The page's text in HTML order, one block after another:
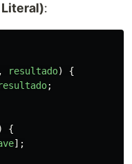
:
, resultado)
{
;
{
];